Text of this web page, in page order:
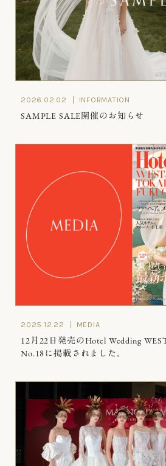
2026.02.02 INFORMATION
SAMPLE SALE開催のお知らせ
2025.12.22 MEDIA
12月22日発売のHotel Wedding
No.18に掲載されました。